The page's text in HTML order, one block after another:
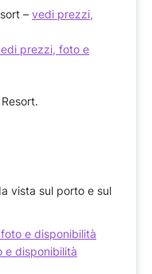
– vedi prezzi,
prezzi, foto e
vista sul porto e sul
e disponibilità
e disponibilità